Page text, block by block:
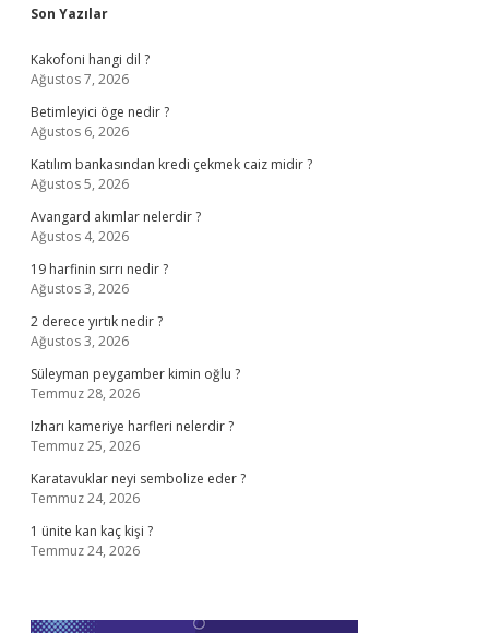
Sidebar
Son Yazılar
Kakofoni hangi dil ?
Ağustos 7, 2026
Betimleyici öge nedir ?
Ağustos 6, 2026
Katılım bankasından kredi çekmek caiz midir ?
Ağustos 5, 2026
Avangard akımlar nelerdir ?
Ağustos 4, 2026
19 harfinin sırrı nedir ?
Ağustos 3, 2026
2 derece yırtık nedir ?
Ağustos 3, 2026
Süleyman peygamber kimin oğlu ?
Temmuz 28, 2026
Izharı kameriye harfleri nelerdir ?
Temmuz 25, 2026
Karatavuklar neyi sembolize eder ?
Temmuz 24, 2026
1 ünite kan kaç kişi ?
Temmuz 24, 2026